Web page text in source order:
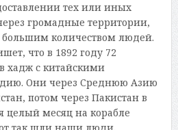
тех или иных
громадные территории,
большим количеством людей.
что в 1892 году 72
хадж с китайскими
Они через Среднюю Азию
потом через Пакистан в
месяц на корабле